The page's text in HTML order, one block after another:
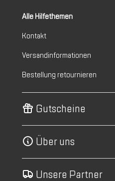
Alle Hilfethemen
Kontakt
Versandinformationen
Bestellung retournieren
Gutscheine
Über uns
Unsere Partner